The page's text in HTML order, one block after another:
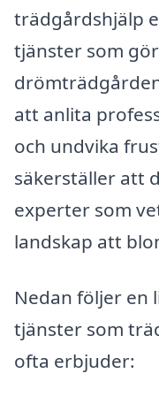
trädgårdshjälp
tjänster som
att anlita
och undvika
säkerställer att
experter som
landskap att
Nedan följer en
tjänster som
ofta erbjuder: